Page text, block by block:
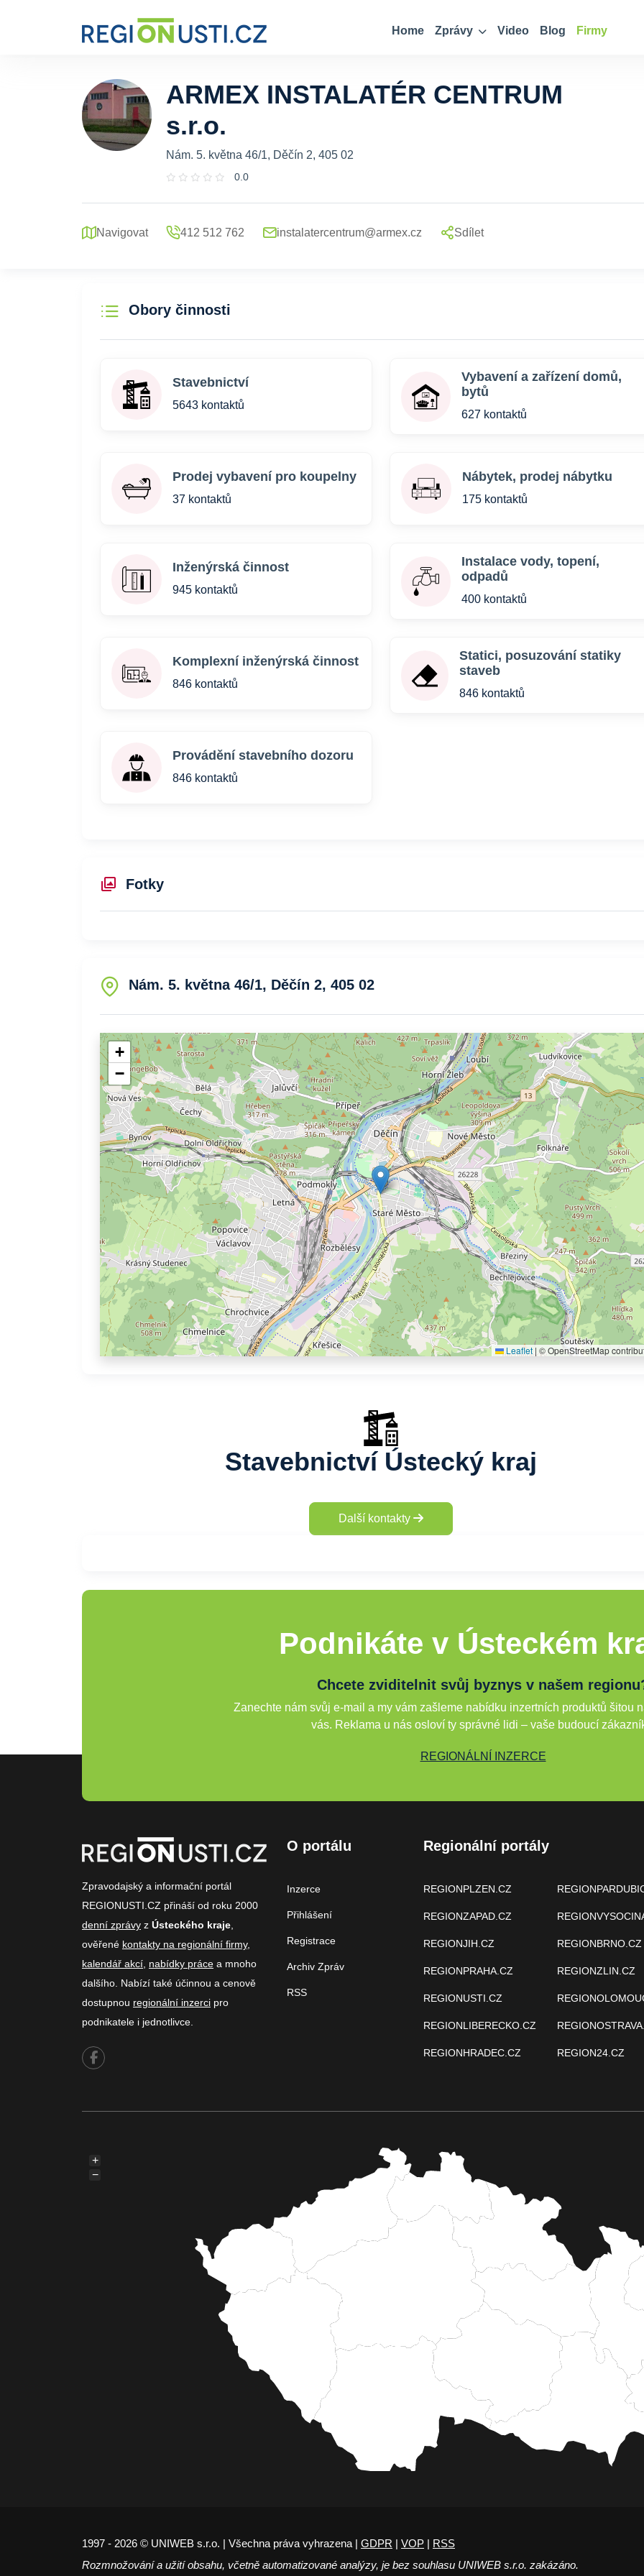
Home Zprávy Video Blog Firmy
ARMEX INSTALATÉR CENTRUM
s.r.o.
Nám. 5. května 46/1, Děčín 2, 405 02
0.0
Navigovat 412 512 762 instalatercentrum@armex.cz Sdílet
Obory činnosti
Stavebnictví
5643 kontaktů
Vybavení a zařízení domů,
bytů
627 kontaktů
Prodej vybavení pro koupelny
37 kontaktů
Nábytek, prodej nábytku
175 kontaktů
Inženýrská činnost
945 kontaktů
Instalace vody, topení,
odpadů
400 kontaktů
Komplexní inženýrská činnost
846 kontaktů
Statici, posuzování statiky
staveb
846 kontaktů
Provádění stavebního dozoru
846 kontaktů
Fotky
Nám. 5. května 46/1, Děčín 2, 405 02
+
−
Leaflet | © OpenStreetMap
Stavebnictví Ústecký kraj
Další kontakty
Podnikáte v Ústeckém
Chcete zviditelnit svůj byznys v našem
Zanechte nám svůj e-mail a my vám zašleme nabídku inzertních produktů šitou
vás. Reklama u nás osloví ty správné lidi – vaše budoucí
REGIONÁLNÍ INZERCE
Zpravodajský a informační portál
REGIONUSTI.CZ přináší od roku 2000
denní zprávy z Ústeckého kraje
ověřené kontakty na regionální firmy,
kalendář akcí nabídky práce a mnoho
dalšího. Nabízí také účinnou a cenově
dostupnou regionální inzerci pro
podnikatele i jednotlivce.
O portálu
Inzerce
Přihlášení
Registrace
Archiv Zpráv
RSS
Regionální portály
REGIONPLZEN.CZ
REGIONZAPAD.CZ
REGIONJIH.CZ
REGIONPRAHA.CZ
REGIONUSTI.CZ
REGIONLIBERECKO.CZ
REGIONHRADEC.CZ
REGIONBRNO.CZ
REGIONZLIN.CZ
REGION24.CZ
+
−
1997 - 2026 © UNIWEB s.r.o. | Všechna práva vyhrazena | GDPR | VOP | RSS
Rozmnožování a užití obsahu, včetně automatizované analýzy, je bez souhlasu UNIWEB s.r.o. zakázáno.